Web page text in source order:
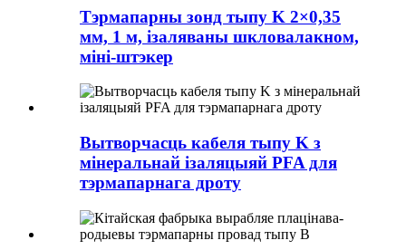
Тэрмапарны зонд тыпу K 2×0,35
мм, 1 м, ізаляваны шкловалакном,
міні-штэкер
Вытворчасць кабеля тыпу K з
мінеральнай ізаляцыяй PFA для
тэрмапарнага дроту